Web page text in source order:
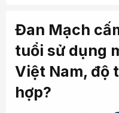
Đan Mạch
tuổi sử dụng
Việt Nam, độ
hợp?